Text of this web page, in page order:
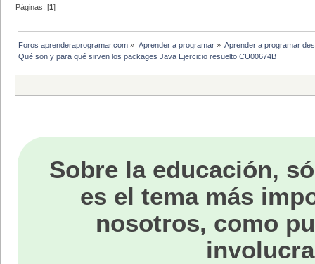
Páginas: [1]
Foros aprenderaprogramar.com » Aprender a programar» Aprender a programar
Qué son y para qué sirven los packages Java Ejercicio resuelto CU00674B
Sobre la educación,
es el tema más
nosotros, como